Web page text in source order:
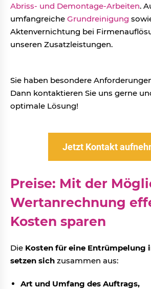
Abriss- und Demontage-Arbeiten.
umfangreiche Grundreinigung
Aktenvernichtung bei
unseren Zusatzleistungen.
Sie haben besondere
Dann kontaktieren Sie uns gerne
optimale Lösung!
Jetzt Kontakt
Preise: Mit der
Wertanrechnung
Kosten sparen
Die Kosten für eine Entrümpelung
setzen sich zusammen aus:
Art und Umfang des Auftrags,